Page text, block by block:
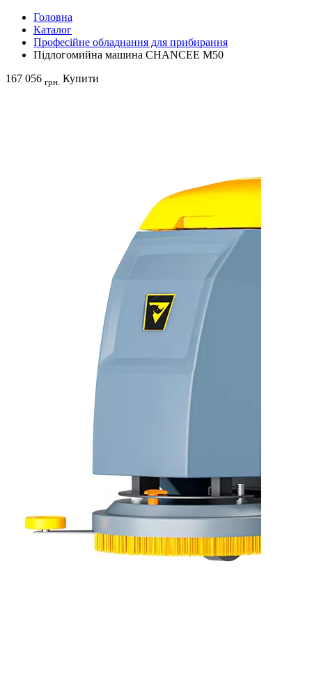
Головна
Каталог
Професійне обладнання для прибирання
Підлогомийна машина CHANCEE M50
167 056 грн. Купити